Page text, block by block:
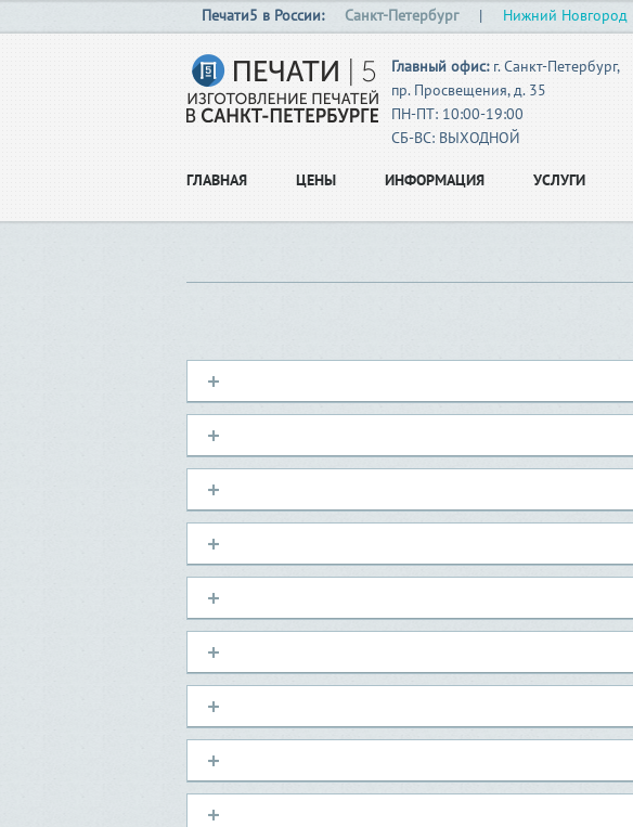
Печати5 в России: Санкт-Петербург | Нижний Новгород
Главный офис:г. Санкт-Петербург,
пр. Просвещения, д. 35
ПН-ПТ: 10:00-19:00
СБ-ВС: ВЫХОДНОЙ
ГЛАВНАЯ ЦЕНЫ ИНФОРМАЦИЯ УСЛУГИ